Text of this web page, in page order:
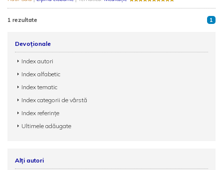
1 rezultate 1
Devoționale
Index autori
Index alfabetic
Index tematic
Index categorii de vârstă
Index referințe
Ultimele adăugate
Alți autori